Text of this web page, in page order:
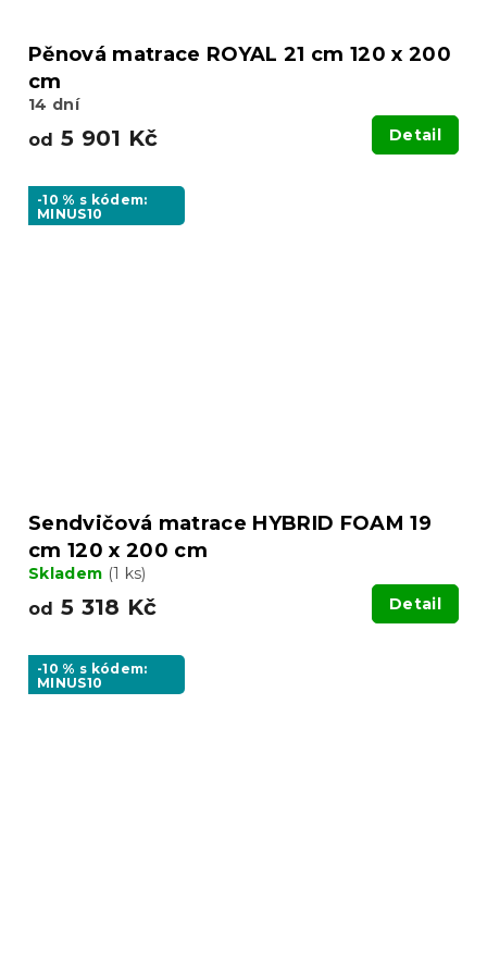
Pěnová matrace ROYAL 21 cm 120 x 200
cm
14 dní
od 5 901 Kč Detail
-10 % s kódem:
MINUS10
Sendvičová matrace HYBRID FOAM 19
cm 120 x 200 cm
Skladem (1 ks)
od 5 318 Kč Detail
-10 % s kódem:
MINUS10